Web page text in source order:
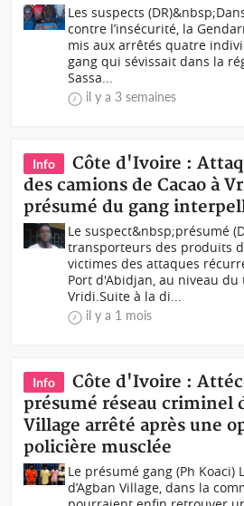
Les suspects
contre l’insécurité, la
mis aux arrêtés quatre
gang qui sévissait dans la
Sassa...
il y a 3 semaines
Info
Côte d'Ivoire :
des camions de Cacao à
présumé du gang
Le suspect&nbsp;présumé
transporteurs des produits
victimes des attaques
Port d'Abidjan, au niveau
Vridi.Suite à la di...
il y a 1 mois
Info
Côte d'Ivoire :
présumé réseau criminel
Village arrêté après une
policière musclée
Le présumé gang (Ph Koaci)
d’Agban Village, dans la